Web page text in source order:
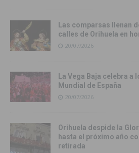
Las comparsas llenan
calles de Orihuela en
20/07/2026
La Vega Baja celebra a
Mundial de España
20/07/2026
Orihuela despide la
hasta el próximo año
retirada